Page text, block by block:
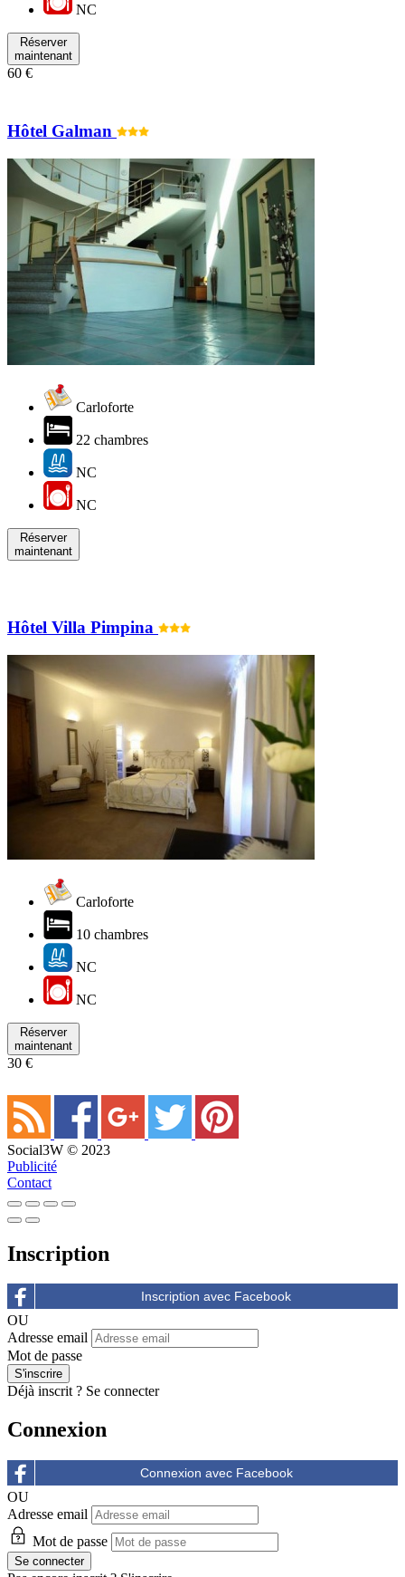
NC
Réserver
maintenant
60 €
Hôtel Galman
Carloforte
22 chambres
NC
NC
Réserver
maintenant
Hôtel Villa Pimpina
Carloforte
10 chambres
NC
NC
Réserver
maintenant
30 €
Social3W © 2023
Publicité
Contact
Inscription
OU
Adresse email
Mot de passe
Déjà inscrit ? Se connecter
Connexion
OU
Adresse email
Mot de passe